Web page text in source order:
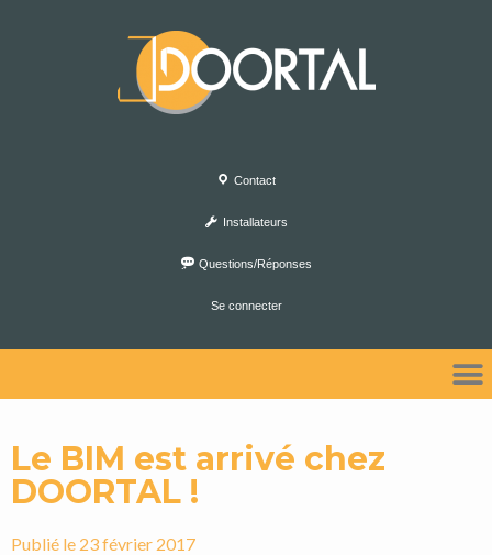
Contact
Installateurs
Questions/Réponses
Se connecter
Le BIM est arrivé chez
DOORTAL !
Publié le 23 février 2017